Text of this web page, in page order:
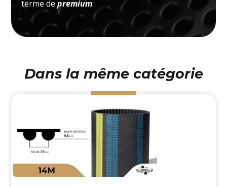
terme depremium.
Dans la même catégorie